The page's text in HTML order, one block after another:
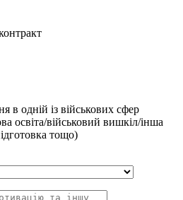
в одній із військових сфер
освіта/військовий вишкіл/інша
тощо)